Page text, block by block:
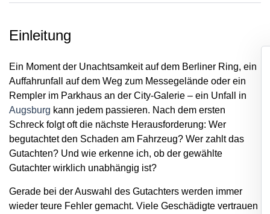
Einleitung
Ein Moment der Unachtsamkeit auf dem Berliner Ring, ein
Auffahrunfall auf dem Weg zum Messegelände oder ein
Rempler im Parkhaus an der City-Galerie – ein Unfall in
Augsburg kann jedem passieren. Nach dem ersten
Schreck folgt oft die nächste Herausforderung: Wer
begutachtet den Schaden am Fahrzeug? Wer zahlt das
Gutachten? Und wie erkenne ich, ob der gewählte
Gutachter wirklich unabhängig ist?
Gerade bei der Auswahl des Gutachters werden immer
wieder teure Fehler gemacht. Viele Geschädigte vertrauen